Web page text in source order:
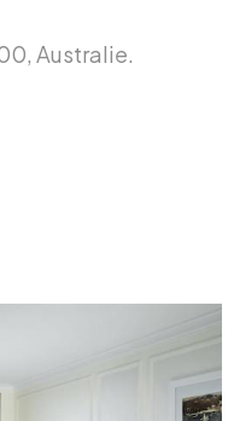
Australie.